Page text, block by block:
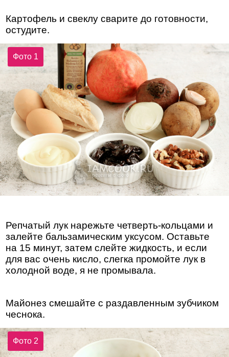
Картофель и свеклу сварите до готовности,
остудите.
Фото 1
Репчатый лук нарежьте четверть-кольцами и
залейте бальзамическим уксусом. Оставьте
на 15 минут, затем слейте жидкость, и если
для вас очень кисло, слегка промойте лук в
холодной воде, я не промывала.
Майонез смешайте с раздавленным зубчиком
чеснока.
Фото 2